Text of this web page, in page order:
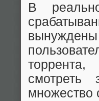
В
множество